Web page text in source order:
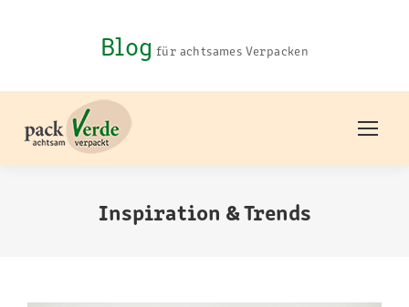
Blog für achtsames Verpacken
Inspiration & Trends